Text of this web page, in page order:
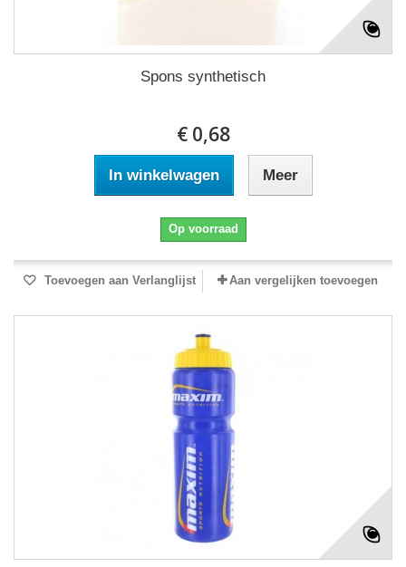
Spons synthetisch
€ 0,68
In winkelwagen Meer
Op voorraad
Toevoegen aan Verlanglijst Aan vergelijken toevoegen